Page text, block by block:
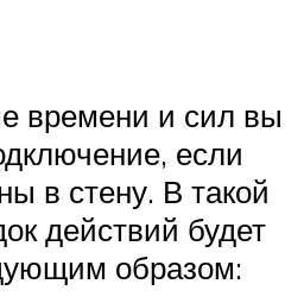
времени и сил вы
если
в стену. В такой
действий будет
образом: